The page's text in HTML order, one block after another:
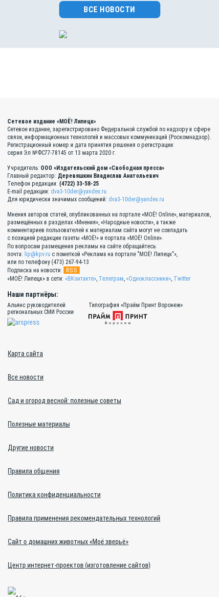
ВСЕ НОВОСТИ
Сетевое издание «МОЁ! Липецк»
Сетевое издание, зарегистрировано Федеральной службой по надзору в сфере
связи, информационных технологий и массовых коммуникаций (Роскомнадзор).
Регистрационный номер и дата принятия решения о регистрации:
серия Эл №ФС77-78145 от 13 марта 2020 г.
Учредитель: ООО «Издательский дом «Свободная пресса»
Главный редактор: Деревяшкин Владислав Анатольевич
Телефон редакции: (4722) 33-58-25
E-mail редакции: dva3-10der@yandex.ru
Для юридически значимых сообщений: dva3-10der@yandex.ru
Мнения авторов статей, опубликованных на портале «МОЁ! Online», материалов,
размещённых в разделах «Мнения», «Народные новости», а также
комментариев пользователей к материалам сайта могут не совпадать
с позицией редакции газеты «МОЁ!» и портала «МОЁ! Online».
По вопросам размещения рекламы на сайте обращайтесь:
почта: lip@kpv.ru с пометкой «Реклама на портале "МОЁ! Липецк"»,
или по телефону (473) 267-94-13
Подписка на новости:
RSS
«МОЁ! Липецк» в сети: «ВКонтакте» Телеграм «Одноклассники» Twitter
Наши партнёры:
Альянс руководителей
региональных СМИ России
Типография «Прайм Принт Воронеж»
Карта сайта
Все новости
Сад и огород весной: полезные советы
Полезные материалы
Другие новости
Правила общения
Политика конфиденциальности
Правила применения рекомендательных технологий
Сайт о домашних животных «Моё зверьё»
Центр интернет-проектов (изготовление сайтов)